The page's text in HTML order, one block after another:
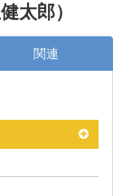
太郎）
関連